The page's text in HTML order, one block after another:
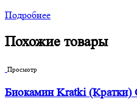
Подробнее
Похожие товары
Просмотр
Биокамин Kratki (Кратки)